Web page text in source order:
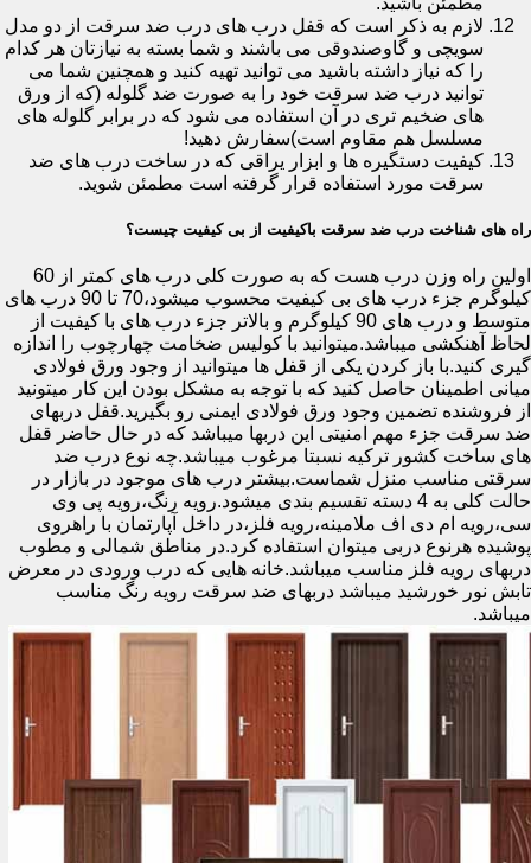
لازم به ذکر است که قفل درب های درب ضد سرقت از دو مدل
سویچی و گاوصندوقی می باشند و شما بسته به نیازتان هر کدام
را که نیاز داشته باشید می توانید تهیه کنید و همچنین شما می
توانید درب ضد سرقت خود را به صورت ضد گلوله (که از ورق
های ضخیم تری در آن استفاده می شود که در برابر گلوله های
مسلسل هم مقاوم است)سفارش دهید!
کیفیت دستگیره ها و ابزار یراقی که در ساخت درب های ضد
سرقت مورد استفاده قرار گرفته است مطمئن شوید.
راه های شناخت درب ضد سرقت باکیفیت از بی کیفیت چیست؟
اولین راه وزن درب هست که به صورت کلی درب های کمتر از 60
کیلوگرم جزء درب های بی کیفیت محسوب میشود،70 تا 90 درب های
متوسط و درب های 90 کیلوگرم و بالاتر جزء درب های با کیفیت از
لحاظ آهنکشی میباشد.میتوانید با کولیس ضخامت چهارچوب را اندازه
گیری کنید.با باز کردن یکی از قفل ها میتوانید از وجود ورق فولادی
میانی اطمینان حاصل کنید که با توجه به مشکل بودن این کار میتونید
از فروشنده تضمین وجود ورق فولادی ایمنی رو بگیرید.قفل دربهای
ضد سرقت جزء مهم امنیتی این دربها میباشد که در حال حاضر قفل
های ساخت کشور ترکیه نسبتا مرغوب میباشد.چه نوع درب ضد
سرقتی مناسب منزل شماست.بیشتر درب های موجود در بازار در
حالت کلی به 4 دسته تقسیم بندی میشود.رویه رنگ،رویه پی وی
سی،رویه ام دی اف ملامینه،رویه فلز،در داخل آپارتمان با راهروی
پوشیده هرنوع دربی میتوان استفاده کرد.در مناطق شمالی و مطوب
دربهای رویه فلز مناسب میباشد.خانه هایی که درب ورودی در معرض
تابش نور خورشید میباشد دربهای ضد سرقت رویه رنگ مناسب
میباشد.